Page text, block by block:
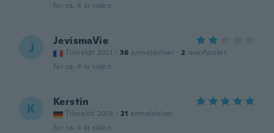
for ca. 4 år siden
J JevismaVie
Tilmeldt 2021 · 36 anmeldelser · 2 overførsler
for ca. 4 år siden
K Kerstin
Tilmeldt 2018 · 21 anmeldelser
for ca. 4 år siden